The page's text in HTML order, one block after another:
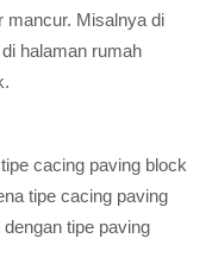
mancur. Misalnya di
halaman rumah
cacing paving block
tipe cacing paving
tipe paving